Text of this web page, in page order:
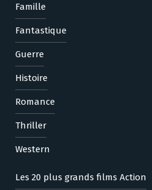
Famille
Fantastique
Guerre
Histoire
Romance
Thriller
Western
Les 20 plus grands films Action